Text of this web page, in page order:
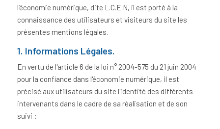
l’économie numérique, dite L.C.E.N, il est porté à la
connaissance des utilisateurs et visiteurs du site les
présentes mentions légales.
1. Informations Légales.
En vertu de l'article 6 de la loi n° 2004-575 du 21 juin 2004
pour la confiance dans l'économie numérique, il est
précisé aux utilisateurs du site l'identité des différents
intervenants dans le cadre de sa réalisation et de son
suivi :